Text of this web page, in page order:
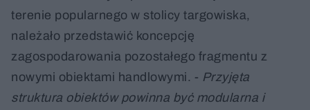
terenie popularnego w stolicy targowiska,
należało przedstawić koncepcję
zagospodarowania pozostałego fragmentu z
nowymi obiektami handlowymi. - Przyjęta
struktura obiektów powinna być modularna i